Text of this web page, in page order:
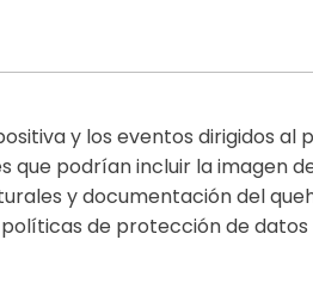
y los eventos dirigidos al
podrían incluir la imagen
y documentación del
de protección de